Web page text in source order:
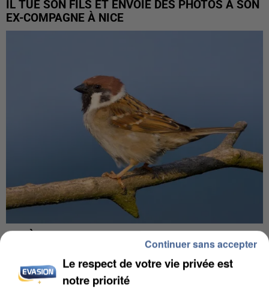
IL TUE SON FILS ET ENVOIE DES PHOTOS À SON
EX-COMPAGNE À NICE
APRÈS TOUTES CES CANICULES, LES REFUGES
DE FAUNE SAUVAGE SONT...
Le respect de votre vie privée est
notre priorité
Continuer sans accepter